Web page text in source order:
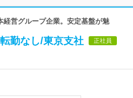
営グループ企業。安定基盤が魅
勤なし/東京支社 正社員